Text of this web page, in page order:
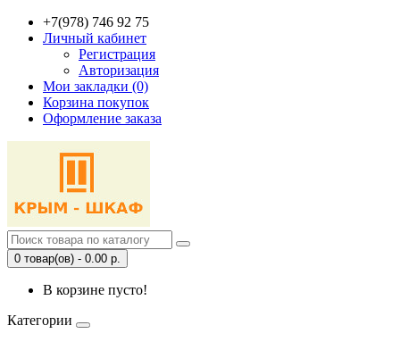
+7(978) 746 92 75
Личный кабинет
Регистрация
Авторизация
Мои закладки (0)
Корзина покупок
Оформление заказа
0 товар(ов) - 0.00 р.
В корзине пусто!
Категории